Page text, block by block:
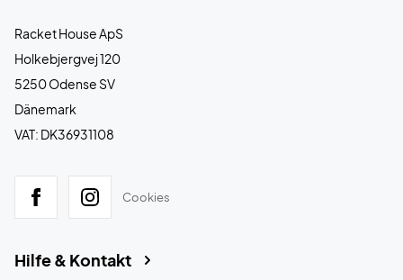
Racket House ApS
Holkebjergvej 120
5250 Odense SV
Dänemark
VAT: DK36931108
Cookies
Hilfe & Kontakt